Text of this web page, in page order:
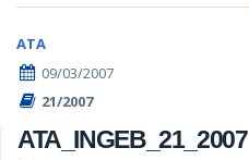
ATA
09/03/2007
21/2007
ATA_INGEB_21_2007